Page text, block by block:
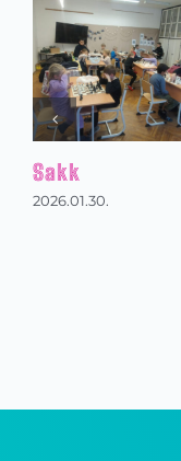
Magyar kultúra
napja